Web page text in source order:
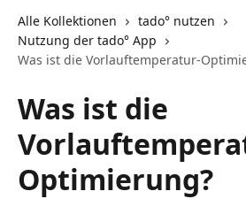
Alle Kollektionen
tado° nutzen
Nutzung der tado° App
Was ist die Vorlauftemperatur-
Was ist die
Optimierung?